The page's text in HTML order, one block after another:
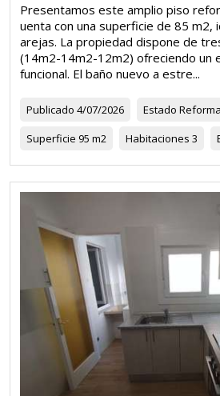
Presentamos este amplio piso
uenta con una superficie de 85 m2,
arejas. La propiedad dispone de
(14m2-14m2-12m2) ofreciendo un
funcional. El baño nuevo a estre...
Publicado 4/07/2026 Estado
Superficie 95 m2 Habitaciones 3